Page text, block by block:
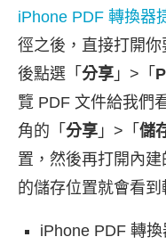
iPhone PDF 轉換器
徑之後，直接打開
後點選「 分享 」>「
覽 PDF 文件給我們
角的「 分享 」>「 儲
置，然後再打開內
的儲存位置就會看
iPhone PDF 轉換